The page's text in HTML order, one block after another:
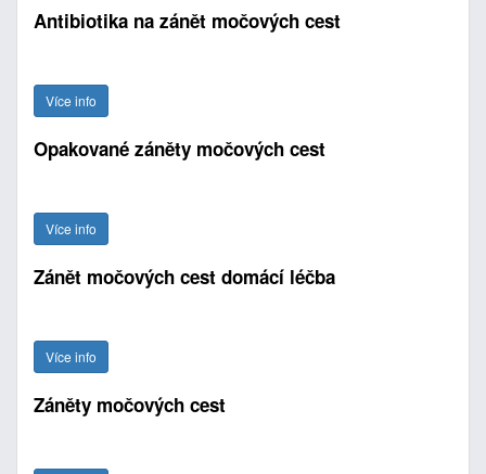
Antibiotika na zánět močových cest
Více info
Opakované záněty močových cest
Více info
Zánět močových cest domácí léčba
Více info
Záněty močových cest